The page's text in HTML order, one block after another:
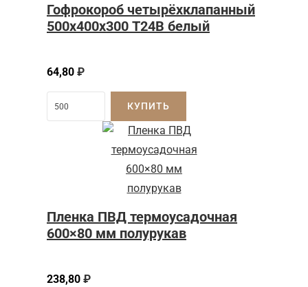
Гофрокороб четырёхклапанный
500х400х300 Т24В белый
64,80 ₽
КУПИТЬ
Пленка ПВД термоусадочная
600×80 мм полурукав
238,80 ₽